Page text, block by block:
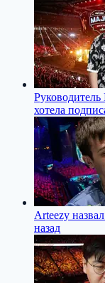
Руководитель
хотела
Arteezy
назад